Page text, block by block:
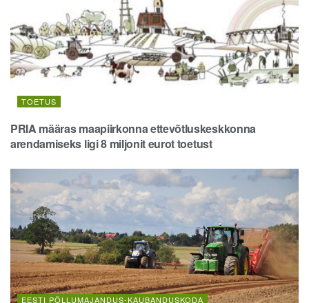
TOETUS
PRIA määras maapiirkonna ettevõtluskeskkonna
arendamiseks ligi 8 miljonit eurot toetust
EESTI PÕLLUMAJANDUS-KAUBANDUSKODA